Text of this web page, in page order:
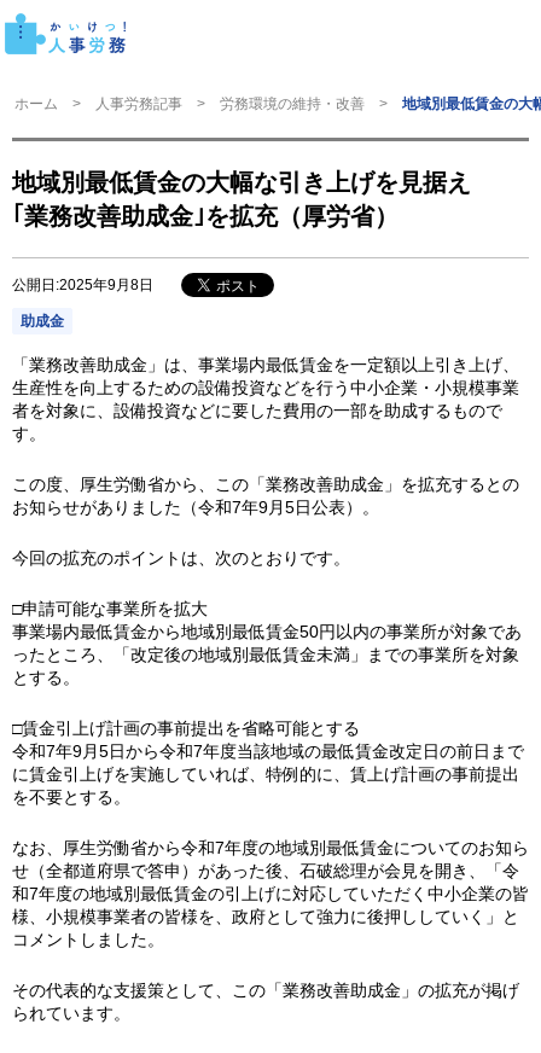
ホーム 人事労務記事 労務環境の維持・改善 地域別最低賃金の大
地域別最低賃金の大幅な引き上げを見据え
｢業務改善助成金｣を拡充（厚労省）
公開日:2025年9月8日
助成金
「業務改善助成金」は、事業場内最低賃金を一定額以上引き上げ、
生産性を向上するための設備投資などを行う中小企業・小規模事業
者を対象に、設備投資などに要した費用の一部を助成するもので
す。
この度、厚生労働省から、この「業務改善助成金」を拡充するとの
お知らせがありました（令和7年9月5日公表）。
今回の拡充のポイントは、次のとおりです。
□申請可能な事業所を拡大
事業場内最低賃金から地域別最低賃金50円以内の事業所が対象であ
ったところ、「改定後の地域別最低賃金未満」までの事業所を対象
とする。
□賃金引上げ計画の事前提出を省略可能とする
令和7年9月5日から令和7年度当該地域の最低賃金改定日の前日まで
に賃金引上げを実施していれば、特例的に、賃上げ計画の事前提出
を不要とする。
なお、厚生労働省から令和7年度の地域別最低賃金についてのお知ら
せ（全都道府県で答申）があった後、石破総理が会見を開き、「令
和7年度の地域別最低賃金の引上げに対応していただく中小企業の皆
様、小規模事業者の皆様を、政府として強力に後押ししていく」と
コメントしました。
その代表的な支援策として、この「業務改善助成金」の拡充が掲げ
られています。